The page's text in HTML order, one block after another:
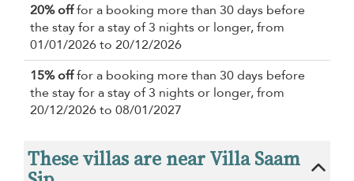
20% offfor a booking more than 30 days before
the stay for a stay of 3 nights or longer, from
01/01/2026 to 20/12/2026
15% offfor a booking more than 30 days before
the stay for a stay of 3 nights or longer, from
20/12/2026 to 08/01/2027
These villas are near Villa Saam